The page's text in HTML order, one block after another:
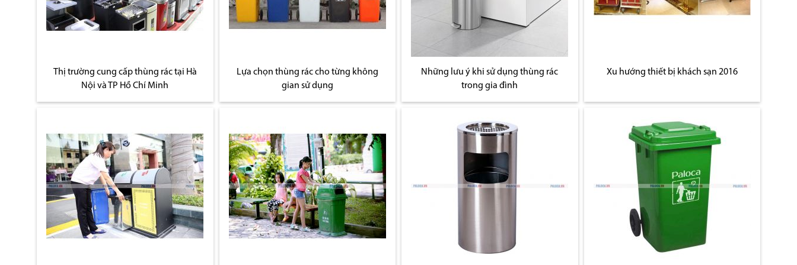
Thị trường cung cấp thùng rác tại Hà
Nội và TP Hồ Chí Minh
Lựa chọn thùng rác cho từng không
gian sử dụng
Những lưu ý khi sử dụng thùng rác
trong gia đình
Xu hướng thiết bị khách sạn 2016